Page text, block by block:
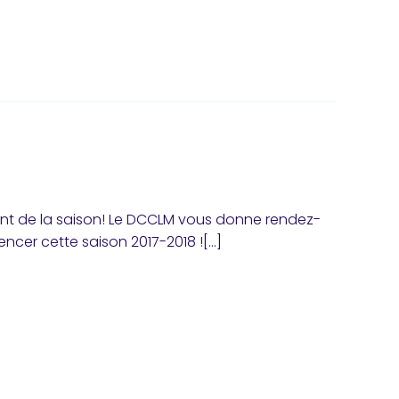
de la saison! Le DCCLM vous donne rendez-
cette saison 2017-2018 ![…]